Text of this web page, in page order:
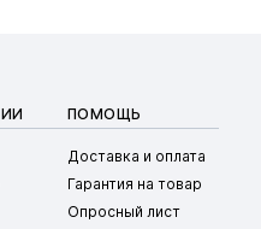
ПОМОЩЬ
Доставка и оплата
Гарантия на товар
Опросный лист